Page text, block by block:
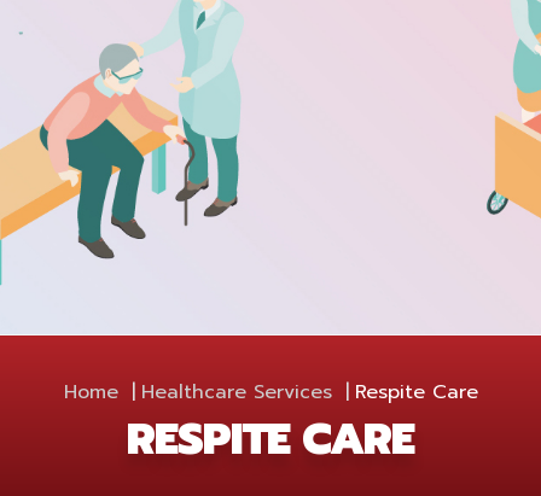
Home Healthcare Services Respite Care
RESPITE CARE